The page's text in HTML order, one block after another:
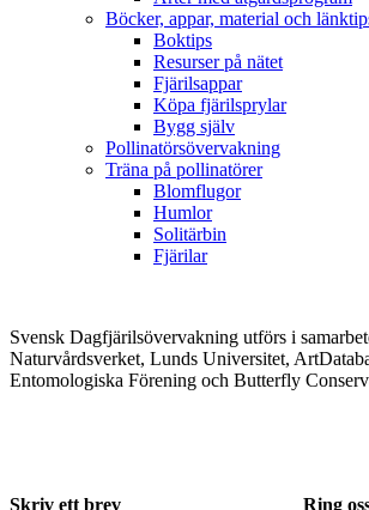
Böcker, appar, material och
Boktips
Resurser på nätet
Fjärilsappar
Köpa fjärilsprylar
Bygg själv
Pollinatörsövervakning
Träna på pollinatörer
Blomflugor
Humlor
Solitärbin
Fjärilar
Svensk Dagfjärilsövervakning utförs i
Naturvårdsverket, Lunds Universitet,
Entomologiska Förening och Butterfly
Skriv ett brev Ring